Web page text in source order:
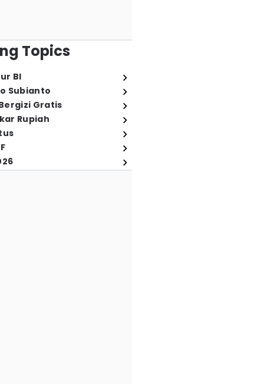
Topics
BI
Subianto
Gratis
Rupiah